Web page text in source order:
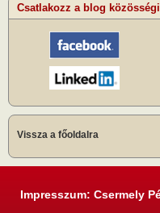
Csatlakozz a blog
Vissza a főoldalra
Impresszum: Csermely